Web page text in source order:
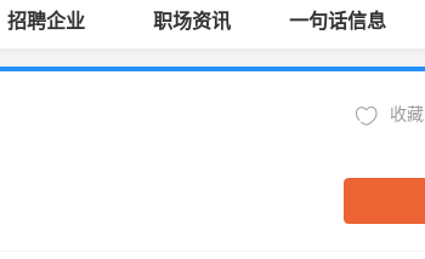
招聘企业 职场资讯 一句话信息
收藏